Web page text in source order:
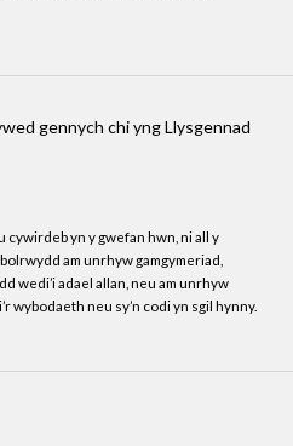
gennych chi yng Llysgennad
cywirdeb yn y gwefan hwn, ni all y
am unrhyw gamgymeriad,
wedi’i adael allan, neu am unrhyw
wybodaeth neu sy’n codi yn sgil hynny.